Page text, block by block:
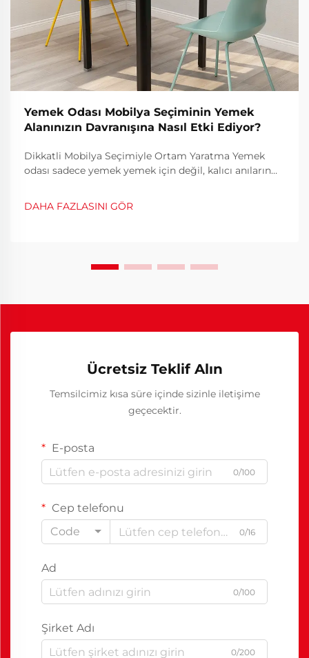
Yemek Odası Mobilya Seçiminin Yemek
Alanınızın Davranışına Nasıl Etki Ediyor?
Dikkatli Mobilya Seçimiyle Ortam Yaratma Yemek
odası sadece yemek yemek için değil, kalıcı anıların
sohbetler eşliğinde bağların güçlendiği bir mekândır.
Lezzetli yemekler ve sıcak bir ortam...
DAHA FAZLASINI GÖR
Ücretsiz Teklif Alın
Temsilcimiz kısa süre içinde sizinle iletişime
geçecektir.
E-posta
0/100
Cep telefonu
Code
0/16
Ad
0/100
Şirket Adı
0/200